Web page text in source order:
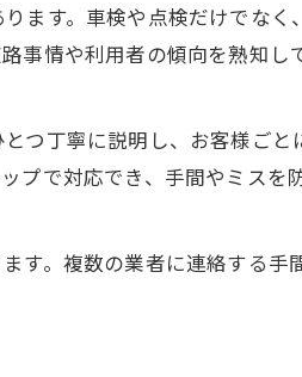
ます。車検や点検だけでなく
事情や利用者の傾向を熟知し
つ丁寧に説明し、お客様ごと
プで対応でき、手間やミスを
す。複数の業者に連絡する手